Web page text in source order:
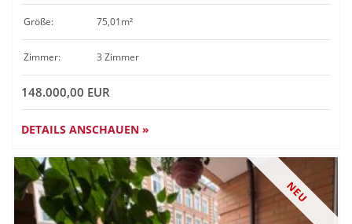
Größe: 75,01m²
Zimmer: 3 Zimmer
148.000,00 EUR
DETAILS ANSCHAUEN »
NEU